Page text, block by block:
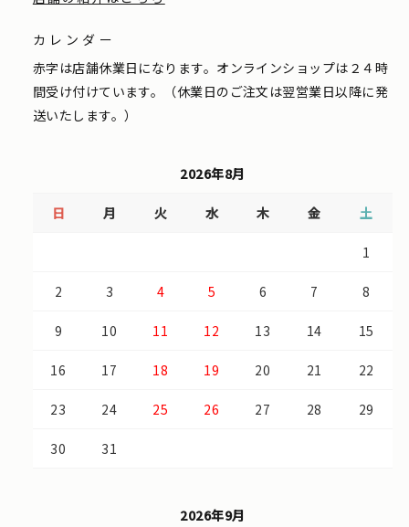
カレンダー
赤字は店舗休業日になります。オンラインショップは２４時
間受け付けています。（休業日のご注文は翌営業日以降に発
送いたします。）
2026年8月
日 月 火 水 木 金 土
1
2 3 4 5 6 7 8
9 10 11 12 13 14 15
16 17 18 19 20 21 22
23 24 25 26 27 28 29
30 31
2026年9月